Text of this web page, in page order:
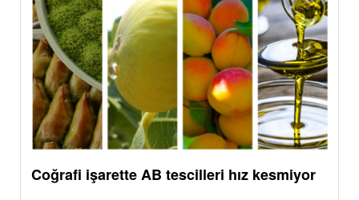
Coğrafi işarette AB tescilleri hız kesmiyor